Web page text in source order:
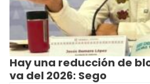
Hay una reducción de
va del 2026: Sego